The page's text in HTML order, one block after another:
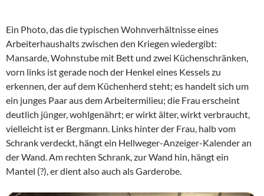
Ein Photo, das die typischen Wohnverhältnisse eines
Arbeiterhaushalts zwischen den Kriegen wiedergibt:
Mansarde, Wohnstube mit Bett und zwei Küchenschränken,
vorn links ist gerade noch der Henkel eines Kessels zu
erkennen, der auf dem Küchenherd steht; es handelt sich um
ein junges Paar aus dem Arbeitermilieu; die Frau erscheint
deutlich jünger, wohlgenährt; er wirkt älter, wirkt verbraucht,
vielleicht ist er Bergmann. Links hinter der Frau, halb vom
Schrank verdeckt, hängt ein Hellweger-Anzeiger-Kalender an
der Wand. Am rechten Schrank, zur Wand hin, hängt ein
Mantel (?), er dient also auch als Garderobe.